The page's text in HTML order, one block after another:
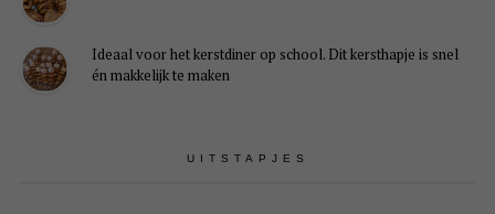
Ideaal voor het kerstdiner op school. Dit kersthapje is snel
én makkelijk te maken
UITSTAPJES